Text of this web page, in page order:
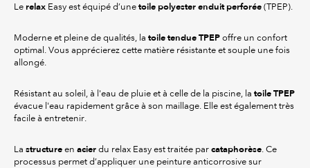
Le relax Easy est équipé d’une toile polyester enduit perforée (TPEP).
Moderne et pleine de qualités, la toile tendue TPEP offre un confort
optimal. Vous apprécierez cette matière résistante et souple une fois
allongé.
Résistant au soleil, à l'eau de pluie et à celle de la piscine, la toile TPEP
évacue l'eau rapidement grâce à son maillage. Elle est également très
facile à entretenir.
La structure en acier du relax Easy est traitée par cataphorèse. Ce
processus permet d’appliquer une peinture anticorrosive sur